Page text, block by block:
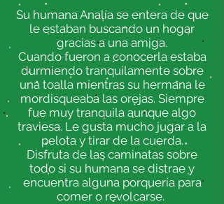
Su humana Analía se entera de que
le estaban buscando un hogar
gracias a una amiga.
Cuando fueron a conocerla estaba
durmiendo tranquilamente sobre
una toalla mientras su hermana le
mordisqueaba las orejas. Siempre
fue muy tranquila aunque algo
traviesa. Le gusta mucho jugar a la
pelota y tirar de la cuerda.
Disfruta de las caminatas sobre
todo si su humana se distrae y
encuentra alguna porquería para
comer o revolcarse.